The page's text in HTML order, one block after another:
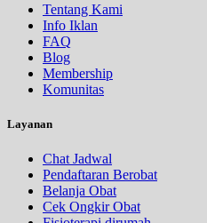
Tentang Kami
Info Iklan
FAQ
Blog
Membership
Komunitas
Layanan
Chat Jadwal
Pendaftaran Berobat
Belanja Obat
Cek Ongkir Obat